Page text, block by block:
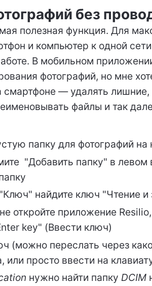
без
полезная функция. Для
и компьютер к одной
В мобильном
фотографий, но мне
смартфоне — удалять
файлы и так
папку для фотографий
"Добавить папку" в левом
найдите ключ "Чтение и
откройте приложение
key" (Ввести ключ)
(можно переслать через
или просто ввести на
нужно найти папку DCIM